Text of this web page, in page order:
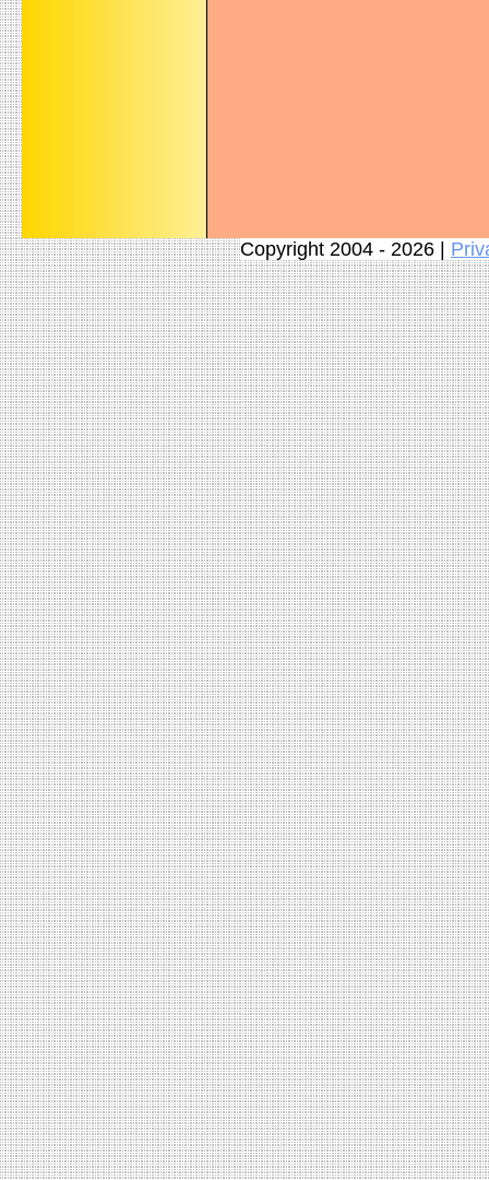
Copyright 2004 - 2026 |